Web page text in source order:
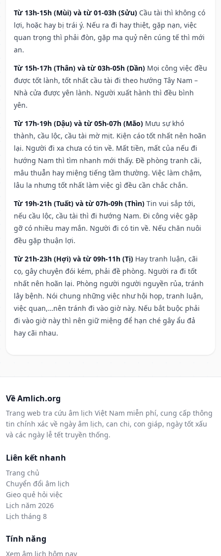
Từ 13h-15h (Mùi) và từ 01-03h (Sửu) Cầu tài thì không có
lợi, hoặc hay bị trái ý. Nếu ra đi hay thiệt, gặp nạn, việc
quan trọng thì phải đòn, gặp ma quỷ nên cúng tế thì mới
an.
Từ 15h-17h (Thân) và từ 03h-05h (Dần) Mọi công việc đều
được tốt lành, tốt nhất cầu tài đi theo hướng Tây Nam –
Nhà cửa được yên lành. Người xuất hành thì đều bình
yên.
Từ 17h-19h (Dậu) và từ 05h-07h (Mão) Mưu sự khó
thành, cầu lộc, cầu tài mờ mịt. Kiện cáo tốt nhất nên hoãn
lại. Người đi xa chưa có tin về. Mất tiền, mất của nếu đi
hướng Nam thì tìm nhanh mới thấy. Đề phòng tranh cãi,
mâu thuẫn hay miệng tiếng tầm thường. Việc làm chậm,
lâu la nhưng tốt nhất làm việc gì đều cần chắc chắn.
Từ 19h-21h (Tuất) và từ 07h-09h (Thìn) Tin vui sắp tới,
nếu cầu lộc, cầu tài thì đi hướng Nam. Đi công việc gặp
gỡ có nhiều may mắn. Người đi có tin về. Nếu chăn nuôi
đều gặp thuận lợi.
Từ 21h-23h (Hợi) và từ 09h-11h (Tị) Hay tranh luận, cãi
cọ, gây chuyện đói kém, phải đề phòng. Người ra đi tốt
nhất nên hoãn lại. Phòng người người nguyền rủa, tránh
lây bệnh. Nói chung những việc như hội họp, tranh luận,
việc quan,…nên tránh đi vào giờ này. Nếu bắt buộc phải
đi vào giờ này thì nên giữ miệng để hạn ché gây ẩu đả
hay cãi nhau.
Về Amlich.org
Trang web tra cứu âm lịch Việt Nam miễn phí, cung cấp thông
tin chính xác về ngày âm lịch, can chi, con giáp, ngày tốt xấu
và các ngày lễ tết truyền thống.
Liên kết nhanh
Trang chủ
Chuyển đổi âm lịch
Gieo quẻ hỏi việc
Lịch năm 2026
Lịch tháng 8
Tính năng
Xem âm lịch hôm nay